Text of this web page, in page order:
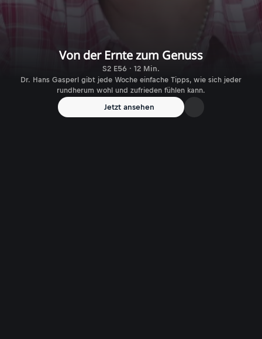
Von der Ernte zum Genuss
S2 E56 · 12 Min.
Dr. Hans Gasperl gibt jede Woche einfache Tipps, wie sich jeder
rundherum wohl und zufrieden fühlen kann.
Jetzt ansehen